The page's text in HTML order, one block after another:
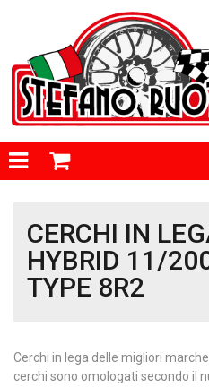
CERCHI IN
HYBRID 11/
TYPE 8R2
Cerchi in lega delle migliori
cerchi sono omologati secondo il